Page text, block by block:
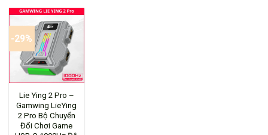
-29%
Lie Ying 2 Pro –
Gamwing LieYing
2 Pro Bộ Chuyển
Đổi Chơi Game